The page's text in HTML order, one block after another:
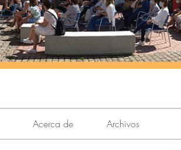
Acerca de Archivos